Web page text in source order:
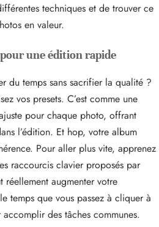
techniques et de trouver ce
en valeur.
une édition rapide
du temps sans sacrifier la qualité ?
vos presets. C’est comme une
pour chaque photo, offrant
l’édition. Et hop, votre album
Pour aller plus vite, apprenez
raccourcis clavier proposés par
réellement augmenter votre
temps que vous passez à cliquer à
des tâches communes.